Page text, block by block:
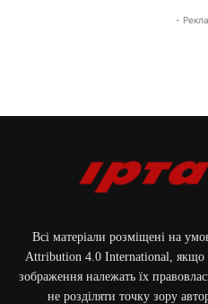
-
Всі матеріали розміщені на
Attribution 4.0 International, якщо
зображення належать їх
не розділяти точку зору